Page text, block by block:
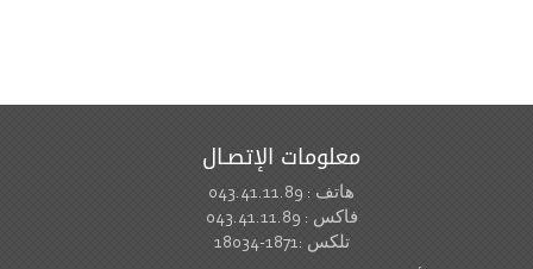
معلومات الإتصـال
هاتف : 043.41.11.89
فاكس : 043.41.11.89
تلكس :1871-18034